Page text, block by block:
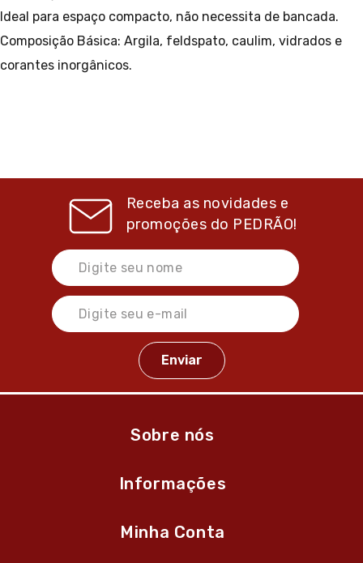
Ideal para espaço compacto, não necessita de bancada.
Composição Básica: Argila, feldspato, caulim, vidrados e
corantes inorgânicos.
Receba as novidades e
promoções do PEDRÃO!
Sobre nós
Informações
Minha Conta